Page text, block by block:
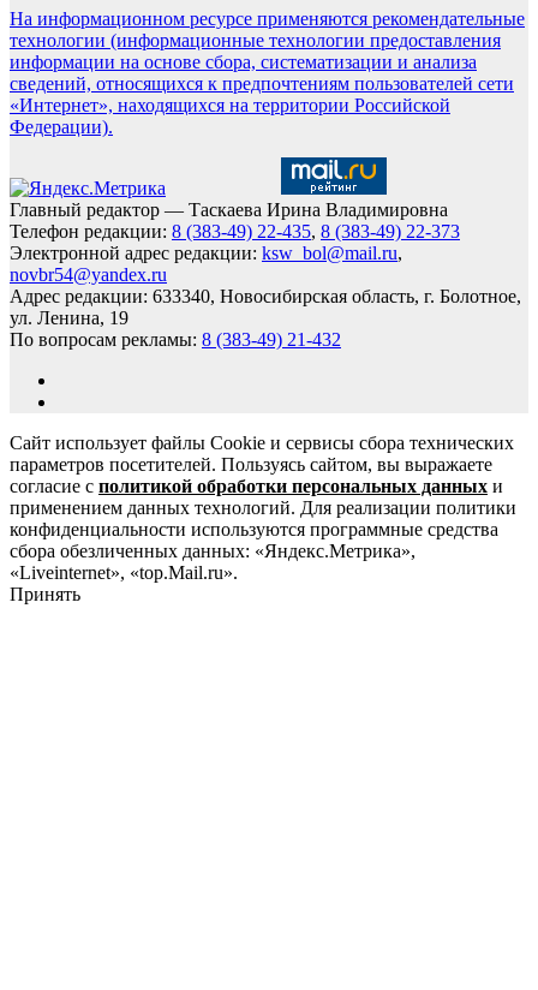
На информационном ресурсе применяются рекомендательные
технологии (информационные технологии предоставления
информации на основе сбора, систематизации и анализа
сведений, относящихся к предпочтениям пользователей сети
«Интернет», находящихся на территории Российской
Федерации).
Главный редактор — Таскаева Ирина Владимировна
Телефон редакции: 8 (383-49) 22-435, 8 (383-49) 22-373
Электронной адрес редакции: ksw_bol@mail.ru,
novbr54@yandex.ru
Адрес редакции: 633340, Новосибирская область, г. Болотное,
ул. Ленина, 19
По вопросам рекламы: 8 (383-49) 21-432
Сайт использует файлы Cookie и сервисы сбора технических
параметров посетителей. Пользуясь сайтом, вы выражаете
согласие с политикой обработки персональных данных и
применением данных технологий. Для реализации политики
конфиденциальности используются программные средства
сбора обезличенных данных: «Яндекс.Метрика»,
«Liveinternet», «top.Mail.ru».
Принять